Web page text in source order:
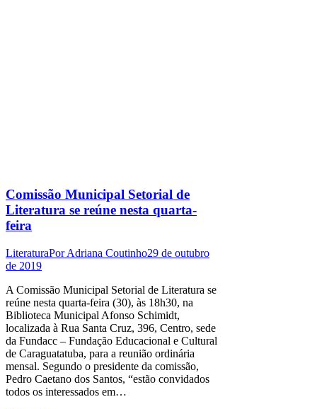
Comissão Municipal Setorial de
Literatura se reúne nesta quarta-
feira
LiteraturaPorAdriana Coutinho29 de outubro
de 2019
A Comissão Municipal Setorial de Literatura se
reúne nesta quarta-feira (30), às 18h30, na
Biblioteca Municipal Afonso Schimidt,
localizada à Rua Santa Cruz, 396, Centro, sede
da Fundacc – Fundação Educacional e Cultural
de Caraguatatuba, para a reunião ordinária
mensal. Segundo o presidente da comissão,
Pedro Caetano dos Santos, “estão convidados
todos os interessados em…